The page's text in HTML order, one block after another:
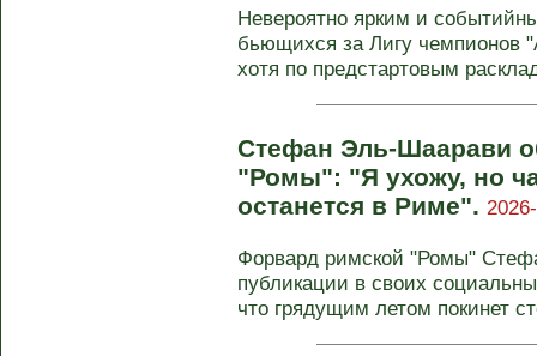
Невероятно ярким и
бьющихся за Лигу чемпионов
хотя по предстартовым
Стефан Эль-Шаарави
"Ромы": "Я ухожу, но
останется в Риме".
Форвард римской "Ромы"
публикации в своих
что грядущим летом покинет